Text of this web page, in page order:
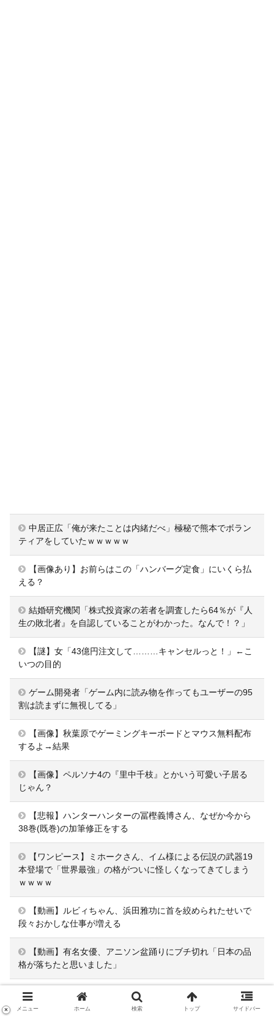
中居正広「俺が来たことは内緒だべ」極秘で熊本でボラン
ティアをしていたｗｗｗｗｗ
【画像あり】お前らはこの「ハンバーグ定食」にいくら払
える？
結婚研究機関「株式投資家の若者を調査したら64％が『人
生の敗北者』を自認していることがわかった。なんで！？」
【謎】女「43億円注文して………キャンセルっと！」←こ
いつの目的
ゲーム開発者「ゲーム内に読み物を作ってもユーザーの95
割は読まずに無視してる」
【画像】秋葉原でゲーミングキーボードとマウス無料配布
するよ→結果
【画像】ペルソナ4の『里中千枝』とかいう可愛い子居る
じゃん？
【悲報】ハンターハンターの冨樫義博さん、なぜか今から
38巻(既巻)の加筆修正をする
【ワンピース】ミホークさん、イム様による伝説の武器19
本登場で「世界最強」の格がついに怪しくなってきてしまう
ｗｗｗｗ
【動画】ルビィちゃん、浜田雅功に首を絞められたせいで
段々おかしな仕事が増える
【動画】有名女優、アニソン盆踊りにブチ切れ「日本の品
格が落ちたと思いました」
【画像】キングダム河了貂、またしても味方を犠牲にする
狂気の作戦を立案ｗｗｗ
メニュー ホーム 検索 トップ サイドバー
×